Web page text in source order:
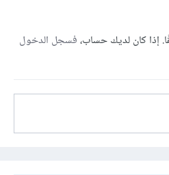
إذا كان لديك حساب،فسجل الدخول